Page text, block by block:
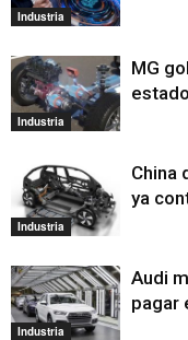
Industria
Industria
MG
Industria
China
ya
Industria
Audi
pagar